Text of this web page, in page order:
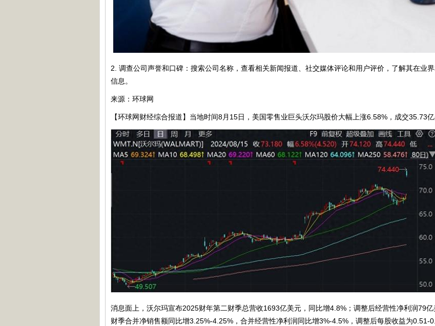
2. 调查公司声誉和口碑：搜索公司名称，查看相关新闻报道、社交媒体评论和用户评价，了解其在业
信息。
来源：环球网
【环球网财经综合报道】当地时间8月15日，美国零售业巨头沃尔玛股价大幅上涨6.58%，成交35.73
消息面上，沃尔玛宣布2025财年第二财季总营收1693亿美元，同比增4.8%；调整后经营性净利润79
财季合并净销售额同比增3.25%-4.25%，合并经营性净利润同比增3%-4.5%，调整后每股收益为0.51-